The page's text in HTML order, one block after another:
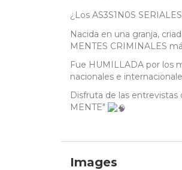
¿Los AS3S1N0S
Nacida en una granja,
MENTES CRIMINALES
Fue HUMILLADA por los
nacionales e
Disfruta de las
MENTE"
Images